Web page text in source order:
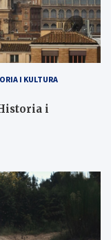
I KULTURA
i